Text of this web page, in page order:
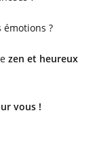
?
zen et heureux
vous !